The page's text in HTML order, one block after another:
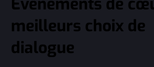
meilleurs choix de
dialogue